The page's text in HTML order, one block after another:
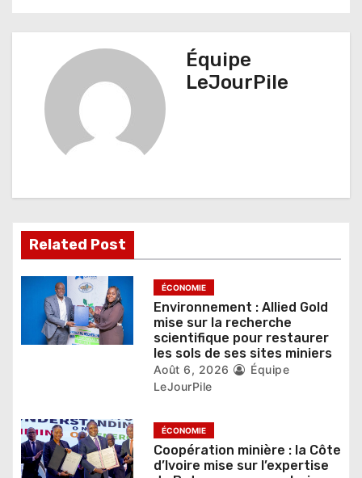
g
n
d
e
l
a
i
c
Équipe
LeJourPile
Related Post
ÉCONOMIE
Environnement : Allied Gold
mise sur la recherche
scientifique pour restaurer
les sols de ses sites miniers
Août 6, 2026
Équipe
LeJourPile
ÉCONOMIE
Coopération minière : la Côte
d’Ivoire mise sur l’expertise